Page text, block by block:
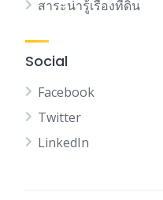
สาระน่ารู้เรื่องที่ดิน
Social
Facebook
Twitter
LinkedIn